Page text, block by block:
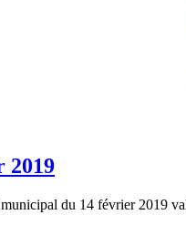
2019
du 14 février 2019